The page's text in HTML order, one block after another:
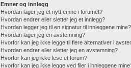
Emner og innlegg
Hvordan lager jeg et nytt emne i forumet?
Hvordan endrer eller sletter jeg et innlegg?
Hvordan legger jeg til en signatur til innleggene mine?
Hvordan lager jeg en avstemning?
Hvorfor kan jeg ikke legge til flere alternativer i
Hvordan endrer eller sletter jeg en avstemning?
Hvorfor kan jeg ikke lese et forum?
Hvorfor kan jeg ikke legge ved filer i innleggene